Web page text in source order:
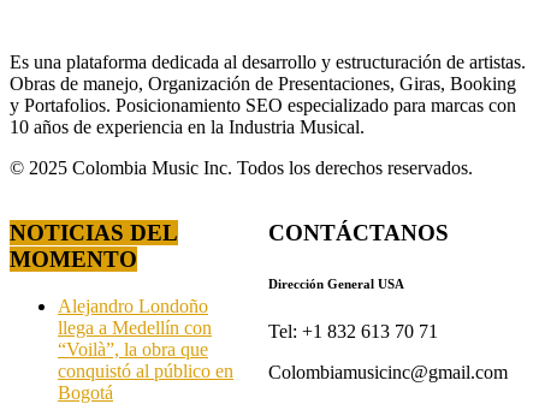
Es una plataforma dedicada al desarrollo y estructuración de artistas.
Obras de manejo, Organización de Presentaciones, Giras, Booking
y Portafolios. Posicionamiento SEO especializado para marcas con
10 años de experiencia en la Industria Musical.
© 2025 Colombia Music Inc. Todos los derechos reservados.
NOTICIAS DEL
MOMENTO
Alejandro Londoño
llega a Medellín con
“Voilà”, la obra que
conquistó al público en
Bogotá
CONTÁCTANOS
Dirección General USA
Tel: +1 832 613 70 71
Colombiamusicinc@gmail.com